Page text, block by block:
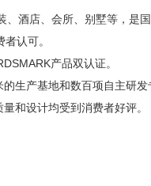
、酒店、会所、别墅等，是
认可。
产品双认证。
生产基地和数百项自主研发
和设计均受到消费者好评。